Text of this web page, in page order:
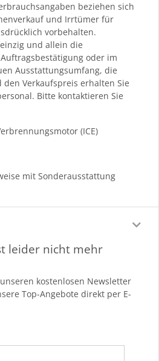
beziehen sich
und Irrtümer für
vorbehalten.
und allein die
oder im
Ausstattungsumfang, die
Verkaufspreis erhalten Sie
Bitte kontaktieren Sie
(ICE)
mit Sonderausstattung
leider nicht mehr
kostenlosen Newsletter
Top-Angebote direkt per E-